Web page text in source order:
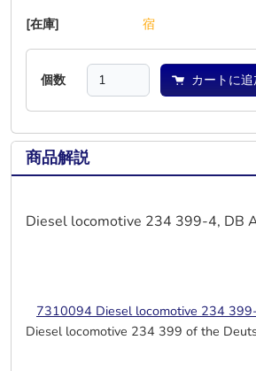
[在庫]
宿
個数 カートに
商品解説
Diesel locomotive 234 399-4, DB
7310094 Diesel locomotive 234
Diesel locomotive 234 399 of the